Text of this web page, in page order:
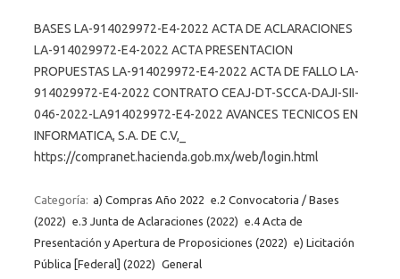
BASES LA-914029972-E4-2022 ACTA DE ACLARACIONES
LA-914029972-E4-2022 ACTA PRESENTACION
PROPUESTAS LA-914029972-E4-2022 ACTA DE FALLO LA-
914029972-E4-2022 CONTRATO CEAJ-DT-SCCA-DAJI-SII-
046-2022-LA914029972-E4-2022 AVANCES TECNICOS EN
INFORMATICA, S.A. DE C.V,_
https://compranet.hacienda.gob.mx/web/login.html
Categoría: a) Compras Año 2022 e.2 Convocatoria / Bases
(2022) e.3 Junta de Aclaraciones (2022) e.4 Acta de
Presentación y Apertura de Proposiciones (2022) e) Licitación
Pública [Federal] (2022) General